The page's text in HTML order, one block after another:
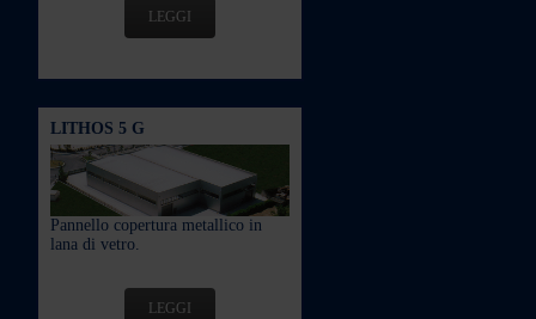
LEGGI
LITHOS 5 G
Pannello copertura metallico in
lana di vetro.
LEGGI